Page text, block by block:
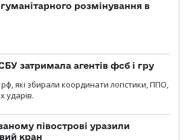
розмінування в
затримала агентів фсб і гру
які збирали координати логістики, ППО,
ударів.
півострові уразили
кран